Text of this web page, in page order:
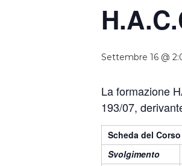
Settembre 16 @
La formazione
193/07,
Scheda del Corso
Svolgimento